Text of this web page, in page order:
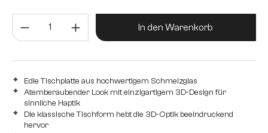
Produkt Anzahl: Gib den
In den Warenkorb
Edle Tischplatte aus hochwertigem Schmelzglas
Atemberaubender Look mit einzigartigem 3D-Design für
sinnliche Haptik
Die klassische Tischform hebt die 3D-Optik beeindruckend
hervor